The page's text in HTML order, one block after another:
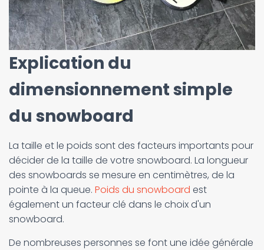
Explication du
dimensionnement simple
du snowboard
La taille et le poids sont des facteurs importants pour
décider de la taille de votre snowboard. La longueur
des snowboards se mesure en centimètres, de la
pointe à la queue. Poids du snowboard est
également un facteur clé dans le choix d'un
snowboard.
De nombreuses personnes se font une idée générale